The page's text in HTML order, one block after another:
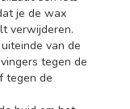
je de wax
verwijderen.
van de
tegen de
tegen de